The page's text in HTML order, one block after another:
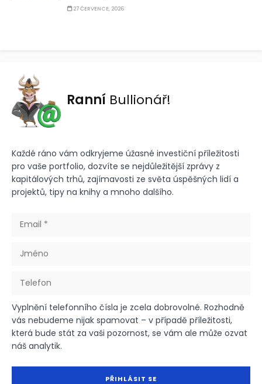
27 ČERVENCE, 2026
Ranní Bullionář!
Každé ráno vám odkryjeme úžasné investiční příležitosti
pro vaše portfolio, dozvíte se nejdůležitější zprávy z
kapitálových trhů, zajímavosti ze světa úspěšných lidí a
projektů, tipy na knihy a mnoho dalšího.
Vyplnění telefonního čísla je zcela dobrovolné. Rozhodně
vás nebudeme nijak spamovat – v případě příležitosti,
která bude stát za vaši pozornost, se vám ale může ozvat
náš analytik.